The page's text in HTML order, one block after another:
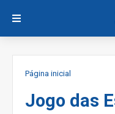
Página inicial
Jogo das